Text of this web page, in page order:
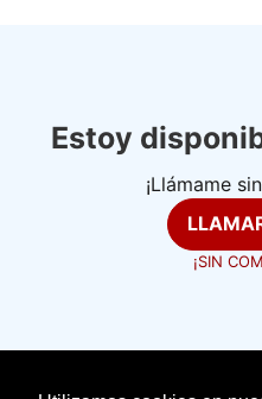
Estoy
¡Llámame
¡SIN